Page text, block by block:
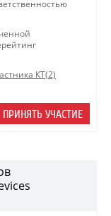
КТ(2)
ПРИНЯТЬ УЧАСТИЕ